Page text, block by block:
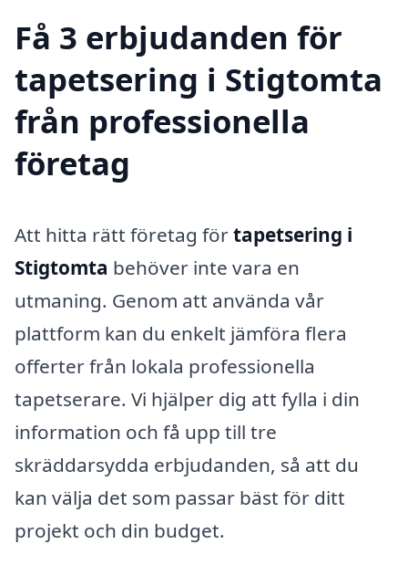
Få 3 erbjudanden för
tapetsering i Stigtomta
från professionella
företag
Att hitta rätt företag förtapetsering i
Stigtomta behöver inte vara en
utmaning. Genom att använda vår
plattform kan du enkelt jämföra flera
offerter från lokala professionella
tapetserare. Vi hjälper dig att fylla i din
information och få upp till tre
skräddarsydda erbjudanden, så att du
kan välja det som passar bäst för ditt
projekt och din budget.